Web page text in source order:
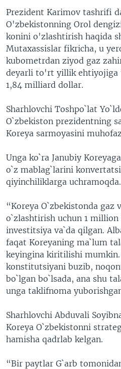
Prezident Karimov tashrifi
O'zbekistonning Orol
konini o'zlashtirish haqida
Mutaxassislar fikricha, u
kubometrdan ziyod gaz
deyarli to'rt yillik ehtiyojiga
1,84 milliard dollar.
Sharhlovchi Toshpo`lat
O`zbekiston prezidentning
Koreya sarmoyasini
Unga ko`ra Janubiy
o`z mablag`larini
qiyinchiliklarga uchramoqda.
“Koreya O`zbekistonda gaz
o`zlashtirish uchun 1
investitsiya va`da qilgan.
faqat Koreyaning ma`lum
keyingina kiritilishi
konstitutsiyani buzib,
bo`lgan bo`lsada, ana shu
unga taklifnoma
Sharhlovchi Abduvali
Koreya O`zbekistonni
hamisha qadrlab kelgan.
“Bir paytlar G`arb